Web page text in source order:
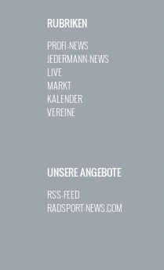
RUBRIKEN
PROFI-NEWS
JEDERMANN-NEWS
LIVE
MARKT
KALENDER
VEREINE
UNSERE ANGEBOTE
RSS-FEED
RADSPORT-NEWS.COM